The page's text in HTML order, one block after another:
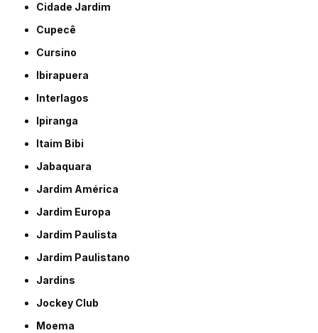
Cidade Jardim
Cupecê
Cursino
Ibirapuera
Interlagos
Ipiranga
Itaim Bibi
Jabaquara
Jardim América
Jardim Europa
Jardim Paulista
Jardim Paulistano
Jardins
Jockey Club
Moema